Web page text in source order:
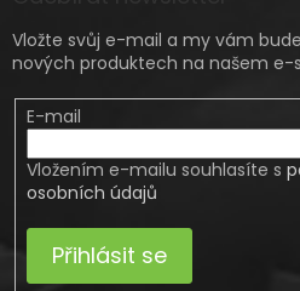
Vložte svůj e-mail a my vám
nových produktech na našem e-
E-mail
Vložením e-mailu souhlasíte s
osobních údajů
Přihlásit se